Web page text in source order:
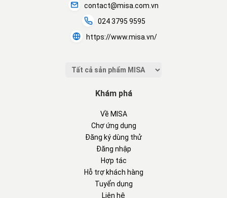
contact@misa.com.vn
024 3795 9595
https://www.misa.vn/
Khám phá
Về MISA
Chợ ứng dụng
Đăng ký dùng thử
Đăng nhập
Hợp tác
Hỗ trợ khách hàng
Tuyển dụng
Liên hệ